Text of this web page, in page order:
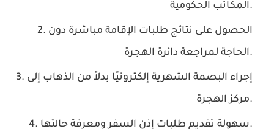
المكاتب الحكومية.
الحصول على نتائج طلبات الإقامة مباشرة دون
الحاجة لمراجعة دائرة الهجرة.
إجراء البصمة الشهرية إلكترونيًا بدلاً من الذهاب إلى
مركز الهجرة.
سهولة تقديم طلبات إذن السفر ومعرفة حالتها.